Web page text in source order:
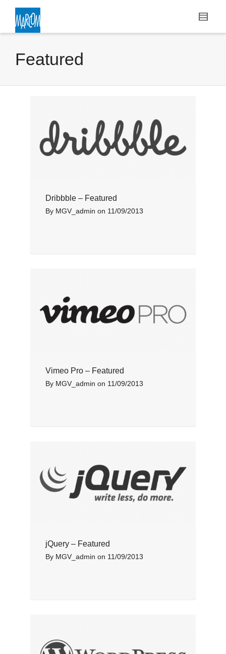
Featured
Dribbble – Featured
By MGV_admin on 11/09/2013
Vimeo Pro – Featured
By MGV_admin on 11/09/2013
jQuery – Featured
By MGV_admin on 11/09/2013